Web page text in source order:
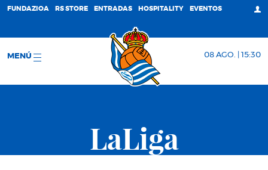
FUNDAZIOA RS STORE ENTRADAS HOSPITALITY EVENTOS
MENÚ 08 AGO. | 15:30
LaLiga